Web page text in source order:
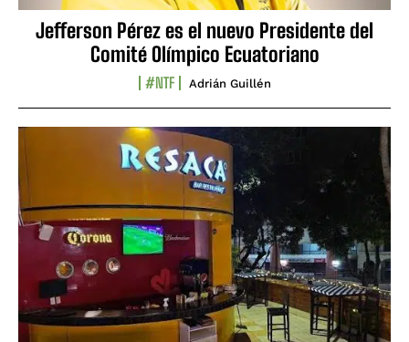
Jefferson Pérez es el nuevo Presidente del
Comité Olímpico Ecuatoriano
#NTF Adrián Guillén